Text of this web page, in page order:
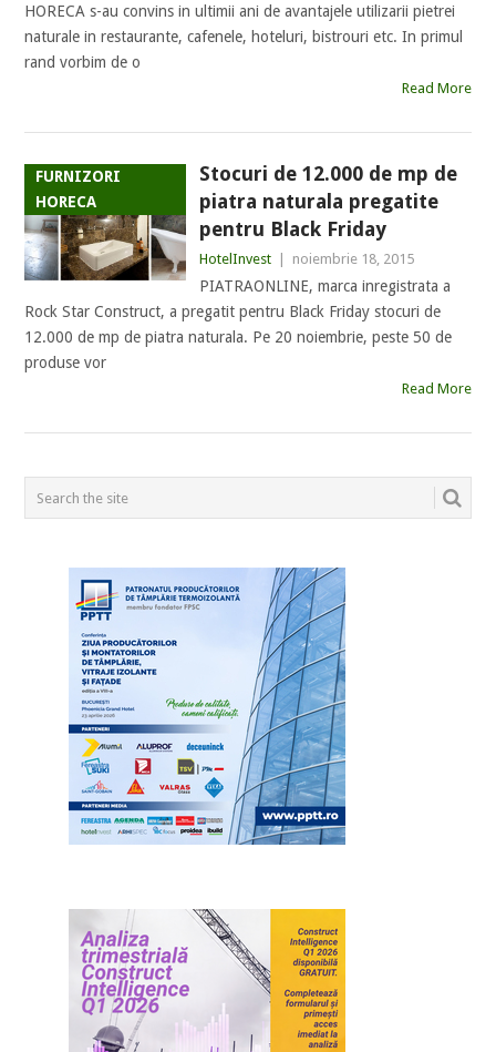
HORECA s-au convins in ultimii ani de avantajele utilizarii pietrei
naturale in restaurante, cafenele, hoteluri, bistrouri etc. In primul
rand vorbim de o
Read More
FURNIZORI
HORECA
Stocuri de 12.000 de mp de
piatra naturala pregatite
pentru Black Friday
HotelInvest noiembrie 18, 2015
PIATRAONLINE, marca inregistrata a
Rock Star Construct, a pregatit pentru Black Friday stocuri de
12.000 de mp de piatra naturala. Pe 20 noiembrie, peste 50 de
produse vor
Read More
POSTS
NAVIGATION